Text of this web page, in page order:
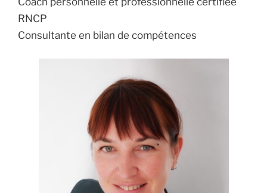
RNCP
Consultante en bilan de compétences